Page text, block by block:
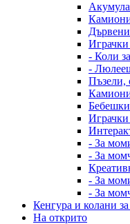
Играчки
- Коли
-
Пъзели,
Играчки
- За
- За
- За
- За
Кенгура и колани
На открито